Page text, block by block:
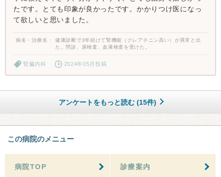
たです。とても印象が良かったです。かかりつけ医になっ
て欲しいと思いました。
病名・治療名
健康診断で3年続けて腎機能（クレアチニン高い）が異常と出
た。問診、尿検査、血液検査を受けた。
腎臓内科 2024年05月投稿
アンケートをもっと読む (15件)
この病院のメニュー
病院TOP 診療案内